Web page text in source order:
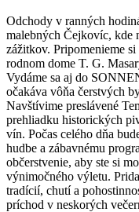
Odchody v ranných
malebných Čejkovíc, kde
zážitkov. Pripomenieme
rodnom dome T. G.
Vydáme sa aj do
očakáva vôňa čerstvých
Navštívime preslávené
prehliadku historických
vín. Počas celého dňa
hudbe a zábavnému
občerstvenie, aby ste si
výnimočného výletu.
tradícií, chutí a
príchod v neskorých